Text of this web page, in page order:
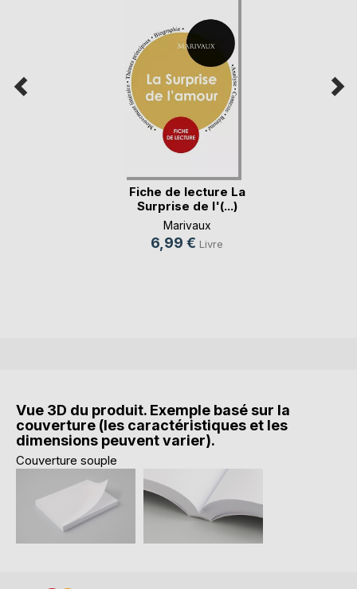
Fiche de lecture La
Surprise de l'(...)
Marivaux
6,99 € Livre
Vue 3D du produit. Exemple basé sur la
couverture (les caractéristiques et les
dimensions peuvent varier).
Couverture souple